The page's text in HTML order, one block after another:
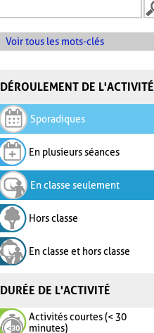
Voir tous les mots-clés
DÉROULEMENT DE L'ACTIVITÉ
Sporadiques
En plusieurs séances
En classe seulement
Hors classe
En classe et hors classe
DURÉE DE L'ACTIVITÉ
Activités courtes (< 30
minutes)